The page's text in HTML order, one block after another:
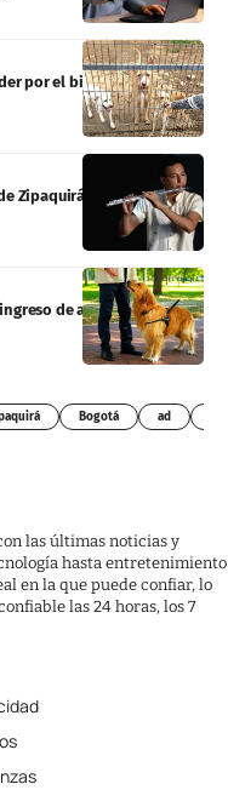
por el bienestar animal:
Zipaquirá que ganó el
de animales de
Bogotá ad
las últimas noticias y
hasta entretenimiento
en la que puede confiar, lo
las 24 horas, los 7